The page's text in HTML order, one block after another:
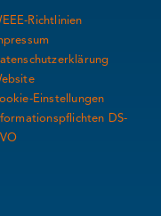
Richtlinien
Einstellungen
DS-